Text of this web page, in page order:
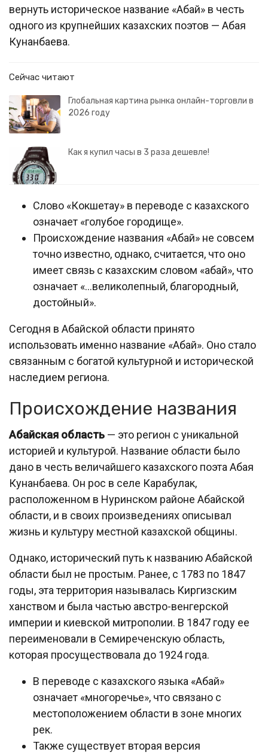
вернуть историческое название «Абай» в честь
одного из крупнейших казахских поэтов — Абая
Кунанбаева.
Сейчас читают
Глобальная картина рынка онлайн-торговли в
2026 году
Как я купил часы в 3 раза дешевле!
Слово «Кокшетау» в переводе с казахского
означает «голубое городище».
Происхождение названия «Абай» не совсем
точно известно, однако, считается, что оно
имеет связь с казахским словом «абай», что
означает «…великолепный, благородный,
достойный».
Сегодня в Абайской области принято
использовать именно название «Абай». Оно стало
связанным с богатой культурной и исторической
наследием региона.
Происхождение названия
Абайская область — это регион с уникальной
историей и культурой. Название области было
дано в честь величайшего казахского поэта Абая
Кунанбаева. Он рос в селе Карабулак,
расположенном в Нуринском районе Абайской
области, и в своих произведениях описывал
жизнь и культуру местной казахской общины.
Однако, исторический путь к названию Абайской
области был не простым. Ранее, с 1783 по 1847
годы, эта территория называлась Киргизским
ханством и была частью австро-венгерской
империи и киевской митрополии. В 1847 году ее
переименовали в Семиреченскую область,
которая просуществовала до 1924 года.
В переводе с казахского языка «Абай»
означает «многоречье», что связано с
местоположением области в зоне многих
рек.
Также существует вторая версия